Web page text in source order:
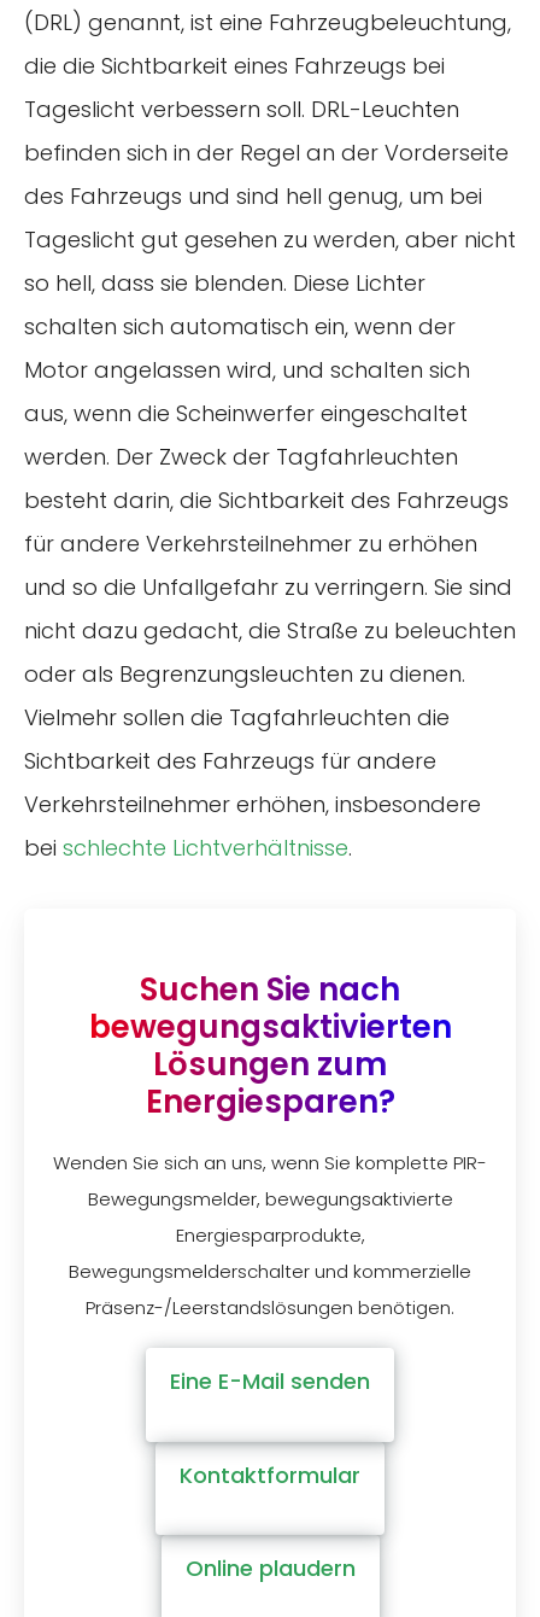
(DRL) genannt, ist eine Fahrzeugbeleuchtung,
die die Sichtbarkeit eines Fahrzeugs bei
Tageslicht verbessern soll. DRL-Leuchten
befinden sich in der Regel an der Vorderseite
des Fahrzeugs und sind hell genug, um bei
Tageslicht gut gesehen zu werden, aber nicht
so hell, dass sie blenden. Diese Lichter
schalten sich automatisch ein, wenn der
Motor angelassen wird, und schalten sich
aus, wenn die Scheinwerfer eingeschaltet
werden. Der Zweck der Tagfahrleuchten
besteht darin, die Sichtbarkeit des Fahrzeugs
für andere Verkehrsteilnehmer zu erhöhen
und so die Unfallgefahr zu verringern. Sie sind
nicht dazu gedacht, die Straße zu beleuchten
oder als Begrenzungsleuchten zu dienen.
Vielmehr sollen die Tagfahrleuchten die
Sichtbarkeit des Fahrzeugs für andere
Verkehrsteilnehmer erhöhen, insbesondere
bei schlechte Lichtverhältnisse.
Suchen Sie nach
bewegungsaktivierten
Lösungen zum
Energiesparen?
Wenden Sie sich an uns, wenn Sie komplette PIR-
Bewegungsmelder, bewegungsaktivierte
Energiesparprodukte,
Bewegungsmelderschalter und kommerzielle
Präsenz-/Leerstandslösungen benötigen.
Eine E-Mail senden
Kontaktformular
Online plaudern